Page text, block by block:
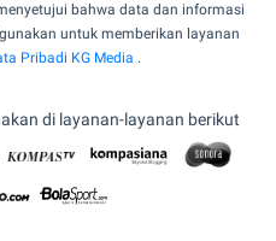
bahwa data dan informasi
untuk memberikan layanan
Pribadi KG Media .
di layanan-layanan berikut